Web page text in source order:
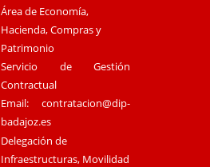
Área de Economía,
Hacienda, Compras y
Patrimonio
Servicio de Gestión
Contractual
Email:contratacion@dip-
badajoz.es
Delegación de
Infraestructuras, Movilidad